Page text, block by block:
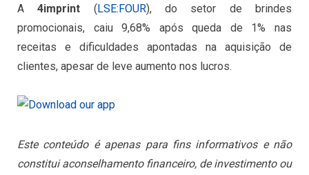
A4imprint ( LSE:FOUR), do setor de brindes
promocionais, caiu 9,68% após queda de 1% nas
receitas e dificuldades apontadas na aquisição de
clientes, apesar de leve aumento nos lucros.
Este conteúdo é apenas para fins informativos e não
constitui aconselhamento financeiro, de investimento ou